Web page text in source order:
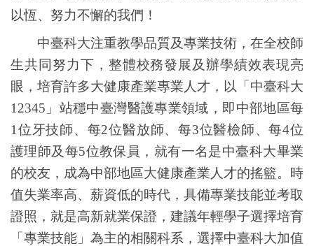
以恆、努力不懈的我們！
中臺科大注重教學品質及專業技術，在全校師
生共同努力下，整體校務發展及辦學績效表現亮
眼，培育許多大健康產業專業人才，以「中臺科大
12345 」站穩中臺灣醫護專業領域，即中部地區每
1 位牙技師、每2位醫放師、每3位醫檢師、每4位
護理師及每5位教保員，就有一名是中臺科大畢業
的校友，成為中部地區大健康產業人才的搖籃。時
值失業率高、薪資低的時代，具備專業技能並考取
證照，就是高新就業保證，建議年輕學子選擇培育
「專業技能」為主的相關科系，選擇中臺科大加值